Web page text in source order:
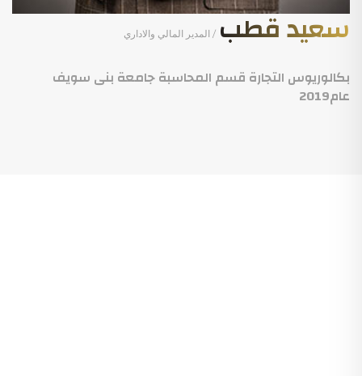
سعيد قطب / المدير المالي والاداري
بكالوريوس التجارة قسم المحاسبة جامعة بنى سويف
عام2019